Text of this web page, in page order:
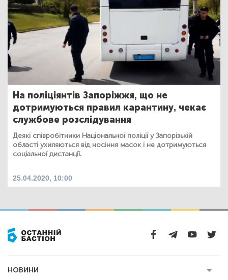
На поліціянтів Запоріжжя, що не
дотримуються правил карантину, чекає
службове розслідування
Деякі співробітники Національної поліції у Запорізькій
області ухиляються від носіння масок і не дотримуються
соціальної дистанції.
25.04.2020, 10:00
НОВИНИ